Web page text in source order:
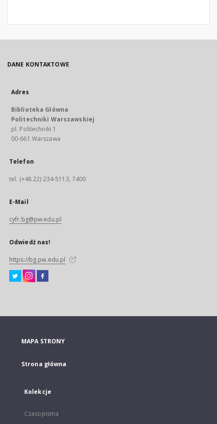
DANE KONTAKTOWE
Adres
Biblioteka Główna
Politechniki Warszawskiej
pl. Politechniki 1
00-661 Warszawa
Telefon
tel. (+48 22) 234-5113, 7400
E-Mail
cyfr.bg@pw.edu.pl
Odwiedź nas!
https://bg.pw.edu.pl
MAPA STRONY
Strona główna
Kolekcje
Czasopisma